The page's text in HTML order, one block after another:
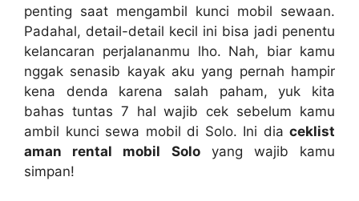
penting saat mengambil kunci mobil sewaan.
Padahal, detail-detail kecil ini bisa jadi penentu
kelancaran perjalananmu lho. Nah, biar kamu
nggak senasib kayak aku yang pernah hampir
kena denda karena salah paham, yuk kita
bahas tuntas 7 hal wajib cek sebelum kamu
ambil kunci sewa mobil di Solo. Ini dia ceklist
aman rental mobil Soloyang wajib kamu
simpan!